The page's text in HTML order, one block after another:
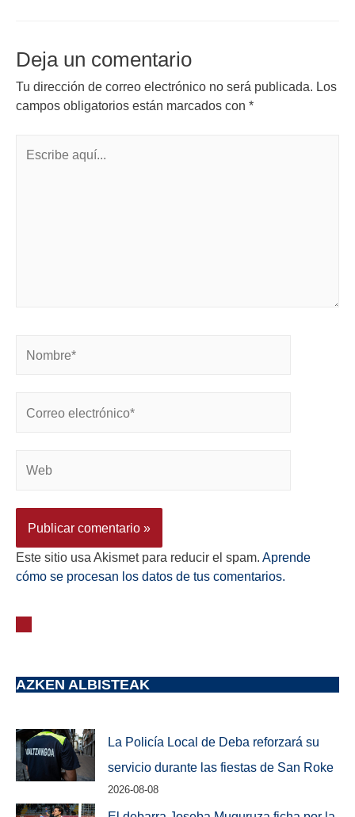
Deja un comentario
Tu dirección de correo electrónico no será publicada. Los
campos obligatorios están marcados con *
Este sitio usa Akismet para reducir el spam. Aprende
cómo se procesan los datos de tus comentarios.
AZKEN ALBISTEAK
La Policía Local de Deba reforzará su
servicio durante las fiestas de San Roke
2026-08-08